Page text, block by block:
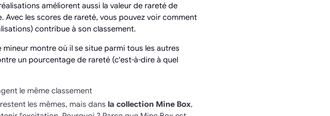
améliorent aussi la valeur de rareté de
les scores de rareté, vous pouvez voir comment
contribue à son classement.
mineur montre où il se situe parmi tous les autres
un pourcentage de rareté (c'est-à-dire à quel
le même classement
les mêmes, mais dans la collection Mine Box,